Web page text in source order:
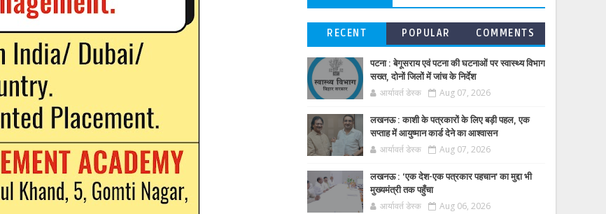
RECENT POPULAR COMMENTS
पटना : बेगूसराय एवं पटना की घटनाओं पर स्वास्थ्य विभाग
सख्त, दोनों जिलों में जांच के निर्देश
आर्यावर्त डेस्क Aug 07, 2026
लखनऊ : काशी के पत्रकारों के लिए बड़ी पहल, एक
सप्ताह में आयुष्मान कार्ड देने का आश्वासन
आर्यावर्त डेस्क Aug 07, 2026
लखनऊ : ‘एक देश-एक पत्रकार पहचान’ का मुद्दा भी
मुख्यमंत्री तक पहुँचा
आर्यावर्त डेस्क Aug 06, 2026